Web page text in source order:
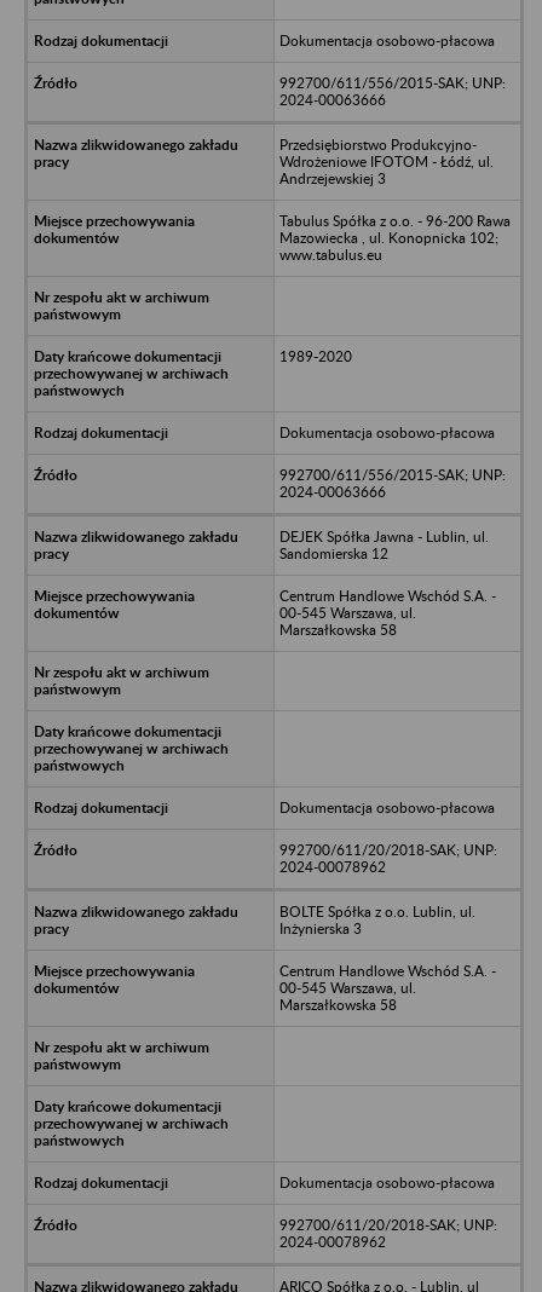
Dokumentacja osobowo-płacowa
992700/611/556/2015-SAK; UNP:
2024-00063666
Przedsiębiorstwo Produkcyjno-
Wdrożeniowe IFOTOM - Łódź, ul.
Andrzejewskiej 3
Tabulus Spółka z o.o. - 96-200 Rawa
Mazowiecka , ul. Konopnicka 102;
www.tabulus.eu
1989-2020
Dokumentacja osobowo-płacowa
992700/611/556/2015-SAK; UNP:
2024-00063666
DEJEK Spółka Jawna - Lublin, ul.
Sandomierska 12
Centrum Handlowe Wschód S.A. -
00-545 Warszawa, ul.
Marszałkowska 58
Dokumentacja osobowo-płacowa
992700/611/20/2018-SAK; UNP:
2024-00078962
BOLTE Spółka z o.o. Lublin, ul.
Inżynierska 3
Centrum Handlowe Wschód S.A. -
00-545 Warszawa, ul.
Marszałkowska 58
Dokumentacja osobowo-płacowa
992700/611/20/2018-SAK; UNP:
2024-00078962
ARICO Spółka z o.o. - Lublin, ul